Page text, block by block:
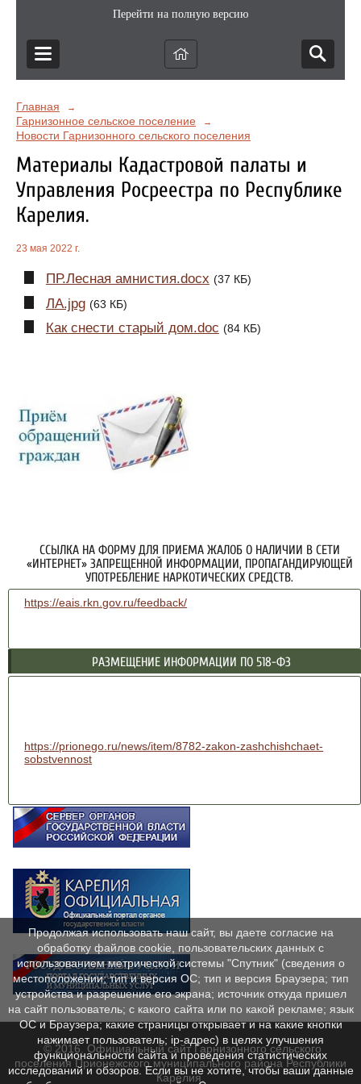
Перейти на полную версию
Главная →
Гарнизонное сельское поселение →
Новости Гарнизонного сельского поселения
Материалы Кадастровой палаты и
Управления Росреестра по Республике
Карелия.
23 мая 2022 г.
ПР.Лесная амнистия.docx (37 КБ)
ЛА.jpg (63 КБ)
Как снести старый дом.doc (84 КБ)
ССЫЛКА НА ФОРМУ ДЛЯ ПРИЕМА ЖАЛОБ О НАЛИЧИИ В СЕТИ
«ИНТЕРНЕТ» ЗАПРЕЩЕННОЙ ИНФОРМАЦИИ, ПРОПАГАНДИРУЮЩЕЙ
УПОТРЕБЛЕНИЕ НАРКОТИЧЕСКИХ СРЕДСТВ.
https://eais.rkn.gov.ru/feedback/
РАЗМЕЩЕНИЕ ИНФОРМАЦИИ ПО 518-ФЗ
https://prionego.ru/news/item/8782-zakon-zashchishchaet-
sobstvennost
© 2016. Официальный сайт Гарнизонного сельского
поселения Прионежского муниципального района Республики
Карелия.
Продолжая использовать наш сайт, вы даете согласие на
обработку файлов cookie, пользовательских данных с
использованием метрической системы "Спутник" (сведения о
местоположении; тип и версия ОС; тип и версия Браузера; тип
устройства и разрешение его экрана; источник откуда пришел
на сайт пользователь; с какого сайта или по какой рекламе; язык
ОС и Браузера; какие страницы открывает и на какие кнопки
нажимает пользователь; ip-адрес) в целях улучшения
функциональности сайта и проведения статистических
исследований и обзоров. Если вы не хотите, чтобы ваши данные